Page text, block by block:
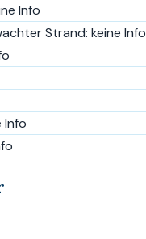
Info
Strand: keine Info
Info